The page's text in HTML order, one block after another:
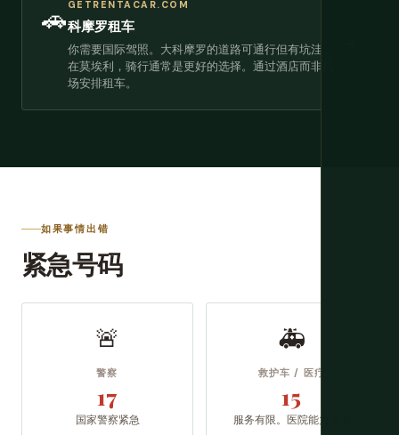
🚗 GETRENTACAR.COM
科摩罗租车
你需要国际驾照。大科摩罗的道路可通行但有坑洼。
在莫埃利，骑行通常是更好的选择。通过酒店而非机
场安排租车。
如果事情出错
紧急号码
🚨
警察
17
国家警察紧急
🚑
救护车 / 医疗
15
服务有限。医院能力基本